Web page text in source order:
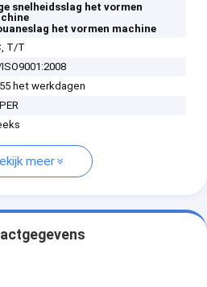
snelheidsslag het vormen
het vormen machine
T/T
het werkdagen
meer